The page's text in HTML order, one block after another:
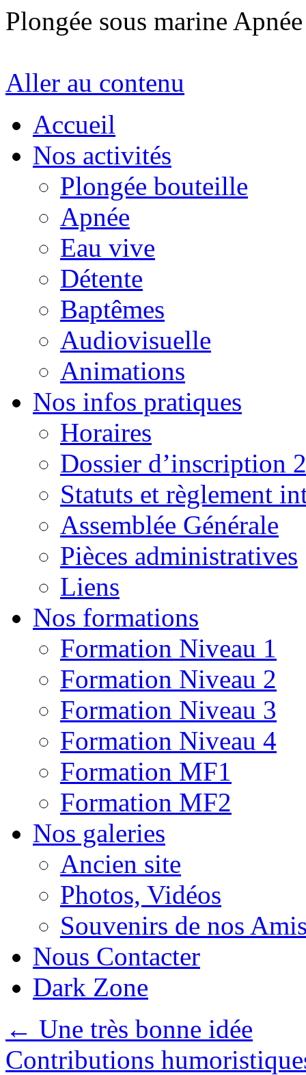
Plongée sous marine
Aller au contenu
Accueil
Nos activités
Plongée bouteille
Apnée
Eau vive
Détente
Baptêmes
Audiovisuelle
Animations
Nos infos pratiques
Horaires
Dossier d’inscription
Statuts et règlement
Assemblée Générale
Pièces administratives
Liens
Nos formations
Formation Niveau 1
Formation Niveau 2
Formation Niveau 3
Formation Niveau 4
Formation MF1
Formation MF2
Nos galeries
Ancien site
Photos, Vidéos
Souvenirs de nos
Nous Contacter
Dark Zone
← Une très bonne idée
Contributions